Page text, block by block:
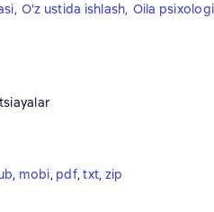
, O'z ustida ishlash, Oila
, mobi, pdf, txt, zip